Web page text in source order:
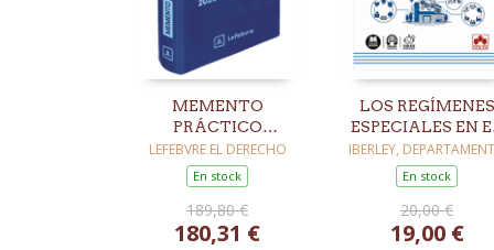
MEMENTO
PRÁCTICO
IMPUESTO SOBRE
SOCIEDADES 2026
LEFEBVRE EL DERECHO
En stock
189,80 €
180,31 €
LOS REGÍMENES
ESPECIALES EN
IMPUESTO
SOCIEDADES.
A PASO 2ED
IBERLEY,
DE DOCUMENTACIÓN
En stock
20,00 €
19,00 €